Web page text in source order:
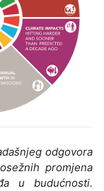
odgovora
promjena
u budućnosti.